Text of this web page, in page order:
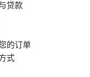
贷款
的订单
式